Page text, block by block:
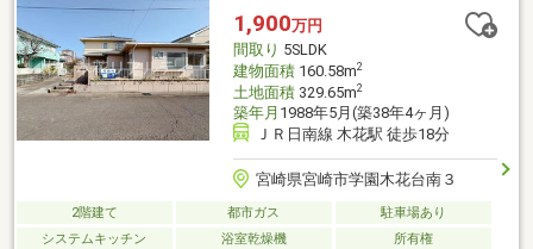
着いた住環境を兼ね備えた一邸。ゆとりある暮らしと、宮崎らし
い自然を身近に感じる毎日を、この住まいで始めてみませんか。
株式会社木花リアルティTel.0985-77-7553
1,900万円
間取り 5SLDK
建物面積160.58m2
土地面積329.65m2
築年月 1988年5月(築38年4ヶ月)
ＪＲ日南線 木花駅 徒歩18分
宮崎県宮崎市学園木花台南３
2階建て 都市ガス
駐車場あり
システムキッチン
浴室乾燥機 所有権